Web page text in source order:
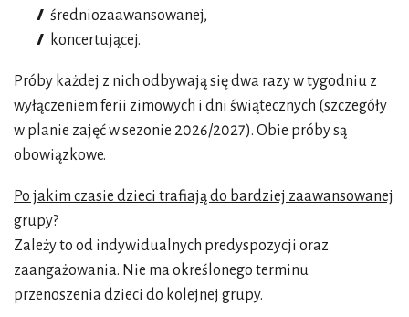
średniozaawansowanej,
koncertującej.
Próby każdej z nich odbywają się dwa razy w tygodniu z
wyłączeniem ferii zimowych i dni świątecznych (szczegóły
w planie zajęć w sezonie 2026/2027). Obie próby są
obowiązkowe.
Po jakim czasie dzieci trafiają do bardziej zaawansowanej
grupy?
Zależy to od indywidualnych predyspozycji oraz
zaangażowania. Nie ma określonego terminu
przenoszenia dzieci do kolejnej grupy.